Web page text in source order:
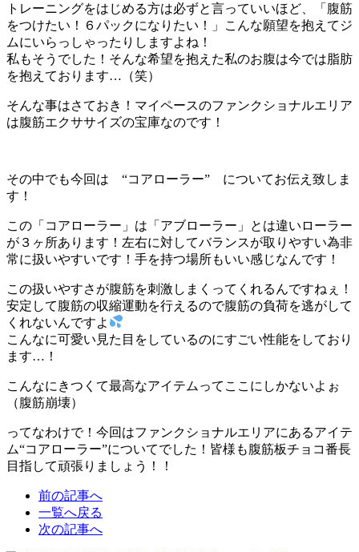
トレーニングをはじめる方は必ずと言っていいほど、「腹筋
をつけたい！６パックになりたい！」こんな願望を抱えてジ
ムにいらっしゃったりしますよね！
私もそうでした！そんな希望を抱えた私のお腹は今では脂肪
を抱えております…（笑）
そんな事はさておき！マイペースのファンクショナルエリア
は腹筋エクササイズの宝庫なのです！
その中でも今回は “コアローラー” についてお伝え致しま
す！
この「コアローラー」は「アブローラー」とは違いローラー
が３ヶ所あります！左右に対してバランスが取りやすい為非
常に扱いやすいです！手を持つ場所もいい感じなんです！
この扱いやすさが腹筋を刺激しまくってくれるんですねぇ！
安定して腹筋の収縮運動を行えるので腹筋の負荷を逃がして
くれないんですよ
こんなに可愛い見た目をしているのにすごい性能をしており
ます…！
こんなにきつくて最高なアイテムってここにしかないよぉ
（腹筋崩壊）
ってなわけで！今回はファンクショナルエリアにあるアイテ
ム“コアローラー”についてでした！皆様も腹筋板チョコ番長
目指して頑張りましょう！！
前の記事へ
一覧へ戻る
次の記事へ